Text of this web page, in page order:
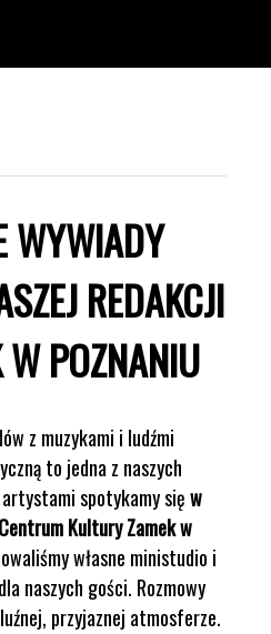
WYWIADY
REDAKCJI
POZNANIU
z muzykami i ludźmi
to jedna z naszych
spotykamy sięw
Kultury Zamek w
własne ministudio i
naszych gości. Rozmowy
przyjaznej atmosferze.